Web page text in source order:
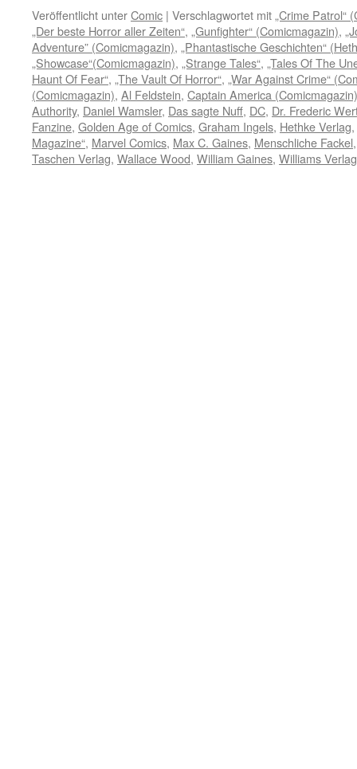
Veröffentlicht unterComic | Verschlagwortet mit „Crime Patrol“
„Der beste Horror aller Zeiten“, „Gunfighter“ (Comicmagazin),
Adventure” (Comicmagazin), „Phantastische Geschichten“
„Showcase“(Comicmagazin), „Strange Tales“, „Tales Of The
Haunt Of Fear“, „The Vault Of Horror“, „War Against Crime“
(Comicmagazin), Al Feldstein, Captain America (Comicmagazin)
Authority, Daniel Wamsler, Das sagte Nuff, DC, Dr. Frederic
Fanzine, Golden Age of Comics, Graham Ingels, Hethke Verlag,
Magazine“, Marvel Comics, Max C. Gaines, Menschliche Fackel
Taschen Verlag, Wallace Wood, William Gaines, Williams Verlag